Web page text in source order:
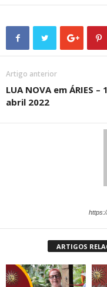
Artigo anterior
LUA NOVA em ÁRIES –
abril 2022
ARTIGOS